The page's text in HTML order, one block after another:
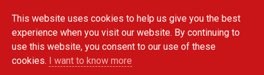
main
content
This website uses cookies to help us give you the best
experience when you visit our website. By continuing to
use this website, you consent to our use of these
cookies. I want to know more